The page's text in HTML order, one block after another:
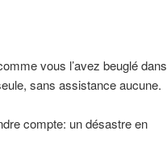
vous l’avez beuglé dans
sans assistance aucune.
compte: un désastre en